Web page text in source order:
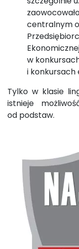
centralnym
w
i konkursach
Tylko w klasie
istnieje
od podstaw.